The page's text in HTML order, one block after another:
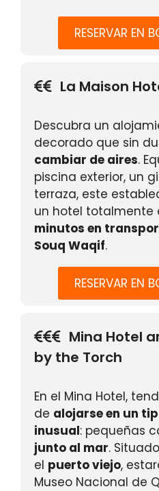
RESERVAR EN
La Maison
Descubra un
decorado que sin
cambiar de aires.
piscina exterior, un
terraza, este
un hotel totalmente
minutos en
Souq Waqif.
RESERVAR EN
Mina Hotel
by the Torch
En el Mina Hotel,
de alojarse en un
inusual: pequeñas
junto al mar.
el puerto viejo,
Museo Nacional de